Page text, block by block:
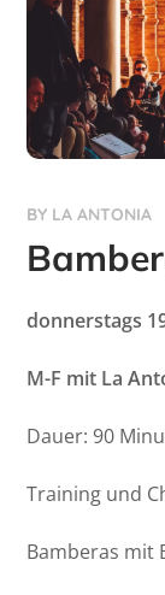
BY LA ANTONIA
donnerstags
M-F mit La
Dauer: 90
Training und
Bamberas mit